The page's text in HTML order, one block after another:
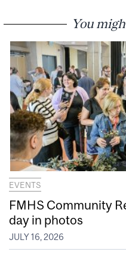
You
EVENTS
FMHS Community
day in photos
JULY 16, 2026